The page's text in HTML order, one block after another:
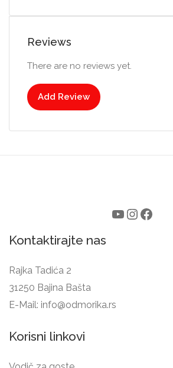
Reviews
There are no reviews yet.
Add Review
Kontaktirajte nas
Rajka Tadića 2
31250 Bajina Bašta
E-Mail: info@odmorika.rs
Korisni linkovi